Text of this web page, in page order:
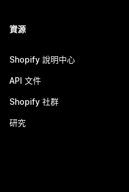
資源
Shopify 說明中心
API 文件
Shopify 社群
研究